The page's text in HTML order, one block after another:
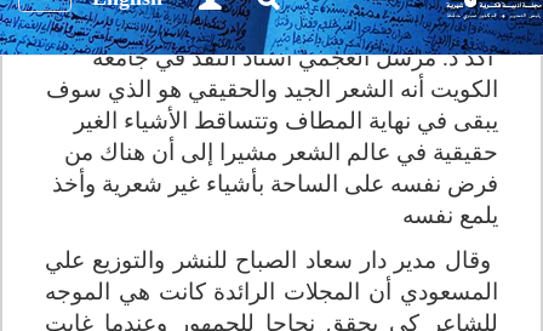
أكد د. مرسل العجمي استاذ النقد في جامعة
الكويت أنه الشعر الجيد والحقيقي هو الذي سوف
يبقى في نهاية المطاف وتتساقط الأشياء الغير
حقيقية في عالم الشعر مشيرا إلى أن هناك من
فرض نفسه على الساحة بأشياء غير شعرية وأخذ
يلمع نفسه
وقال مدير دار سعاد الصباح للنشر والتوزيع علي
المسعودي أن المجلات الرائدة كانت هي الموجه
للشاعر كي يحقق نجاحا للجمهور وعندما غابت